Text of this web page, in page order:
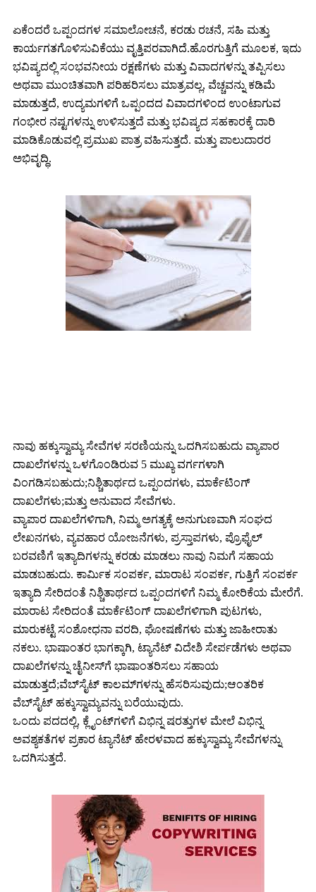
ಏಕೆಂದರೆ ಒಪ್ಪಂದಗಳ ಸಮಾಲೋಚನೆ, ಕರಡು ರಚನೆ, ಸಹಿ ಮತ್ತು
ಕಾರ್ಯಗತಗೊಳಿಸುವಿಕೆಯು ವೃತ್ತಿಪರವಾಗಿದೆ.ಹೊರಗುತ್ತಿಗೆ ಮೂಲಕ, ಇದು
ಭವಿಷ್ಯದಲ್ಲಿ ಸಂಭವನೀಯ ರಕ್ಷಣೆಗಳು ಮತ್ತು ವಿವಾದಗಳನ್ನು ತಪ್ಪಿಸಲು
ಅಥವಾ ಮುಂಚಿತವಾಗಿ ಪರಿಹರಿಸಲು ಮಾತ್ರವಲ್ಲ, ವೆಚ್ಚವನ್ನು ಕಡಿಮೆ
ಮಾಡುತ್ತದೆ, ಉದ್ಯಮಗಳಿಗೆ ಒಪ್ಪಂದದ ವಿವಾದಗಳಿಂದ ಉಂಟಾಗುವ
ಗಂಭೀರ ನಷ್ಟಗಳನ್ನು ಉಳಿಸುತ್ತದೆ ಮತ್ತು ಭವಿಷ್ಯದ ಸಹಕಾರಕ್ಕೆ ದಾರಿ
ಮಾಡಿಕೊಡುವಲ್ಲಿ ಪ್ರಮುಖ ಪಾತ್ರ ವಹಿಸುತ್ತದೆ. ಮತ್ತು ಪಾಲುದಾರರ
ಅಭಿವೃದ್ಧಿ.
ನಾವು ಹಕ್ಕುಸ್ವಾಮ್ಯ ಸೇವೆಗಳ ಸರಣಿಯನ್ನು ಒದಗಿಸಬಹುದು ವ್ಯಾಪಾರ
ದಾಖಲೆಗಳನ್ನು ಒಳಗೊಂಡಿರುವ 5 ಮುಖ್ಯ ವರ್ಗಗಳಾಗಿ
ವಿಂಗಡಿಸಬಹುದು;ನಿಶ್ಚಿತಾರ್ಥದ ಒಪ್ಪಂದಗಳು, ಮಾರ್ಕೆಟಿಂಗ್
ದಾಖಲೆಗಳು;ಮತ್ತು ಅನುವಾದ ಸೇವೆಗಳು.
ವ್ಯಾಪಾರ ದಾಖಲೆಗಳಿಗಾಗಿ, ನಿಮ್ಮ ಅಗತ್ಯಕ್ಕೆ ಅನುಗುಣವಾಗಿ ಸಂಘದ
ಲೇಖನಗಳು, ವ್ಯವಹಾರ ಯೋಜನೆಗಳು, ಪ್ರಸ್ತಾಪಗಳು, ಪ್ರೊಫೈಲ್
ಬರವಣಿಗೆ ಇತ್ಯಾದಿಗಳನ್ನು ಕರಡು ಮಾಡಲು ನಾವು ನಿಮಗೆ ಸಹಾಯ
ಮಾಡಬಹುದು. ಕಾರ್ಮಿಕ ಸಂಪರ್ಕ, ಮಾರಾಟ ಸಂಪರ್ಕ, ಗುತ್ತಿಗೆ ಸಂಪರ್ಕ
ಇತ್ಯಾದಿ ಸೇರಿದಂತೆ ನಿಶ್ಚಿತಾರ್ಥದ ಒಪ್ಪಂದಗಳಿಗೆ ನಿಮ್ಮ ಕೋರಿಕೆಯ ಮೇರೆಗೆ.
ಮಾರಾಟ ಸೇರಿದಂತೆ ಮಾರ್ಕೆಟಿಂಗ್ ದಾಖಲೆಗಳಿಗಾಗಿ ಪುಟಗಳು,
ಮಾರುಕಟ್ಟೆ ಸಂಶೋಧನಾ ವರದಿ, ಘೋಷಣೆಗಳು ಮತ್ತು ಜಾಹೀರಾತು
ನಕಲು. ಭಾಷಾಂತರ ಭಾಗಕ್ಕಾಗಿ, ಟ್ಯಾನೆಟ್ ವಿದೇಶಿ ಸೇರ್ಪಡೆಗಳು ಅಥವಾ
ದಾಖಲೆಗಳನ್ನು ಚೈನೀಸ್‌ಗೆ ಭಾಷಾಂತರಿಸಲು ಸಹಾಯ
ಮಾಡುತ್ತದೆ;ವೆಬ್‌ಸೈಟ್ ಕಾಲಮ್‌ಗಳನ್ನು ಹೆಸರಿಸುವುದು;ಆಂತರಿಕ
ವೆಬ್‌ಸೈಟ್ ಹಕ್ಕುಸ್ವಾಮ್ಯವನ್ನು ಬರೆಯುವುದು.
ಒಂದು ಪದದಲ್ಲಿ, ಕ್ಲೈಂಟ್‌ಗಳಿಗೆ ವಿಭಿನ್ನ ಷರತ್ತುಗಳ ಮೇಲೆ ವಿಭಿನ್ನ
ಅವಶ್ಯಕತೆಗಳ ಪ್ರಕಾರ ಟ್ಯಾನೆಟ್ ಹೇರಳವಾದ ಹಕ್ಕುಸ್ವಾಮ್ಯ ಸೇವೆಗಳನ್ನು
ಒದಗಿಸುತ್ತದೆ.